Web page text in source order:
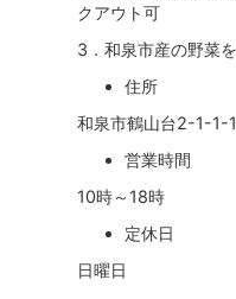
クアウト可
3．和泉市産の野菜
住所
和泉市鶴山台2-1-1-
営業時間
10時～18時
定休日
日曜日